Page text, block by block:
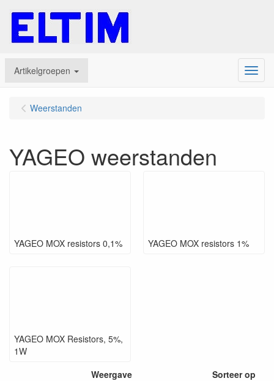
Artikelgroepen Menu
Weerstanden
YAGEO weerstanden
YAGEO MOX resistors 0,1% YAGEO MOX resistors 1%
YAGEO MOX Resistors, 5%,
1W
Weergave
Sorteer op